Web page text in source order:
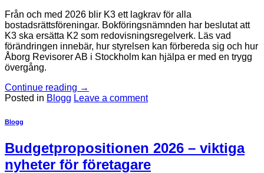
Från och med 2026 blir K3 ett lagkrav för alla
bostadsrättsföreningar. Bokföringsnämnden har beslutat att
K3 ska ersätta K2 som redovisningsregelverk. Läs vad
förändringen innebär, hur styrelsen kan förbereda sig och hur
Åborg Revisorer AB i Stockholm kan hjälpa er med en trygg
övergång.
Continue reading →
Posted in Blogg Leave a comment
Blogg
Budgetpropositionen 2026 – viktiga
nyheter för företagare